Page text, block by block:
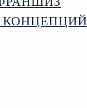
КОНЦЕПЦИЙ